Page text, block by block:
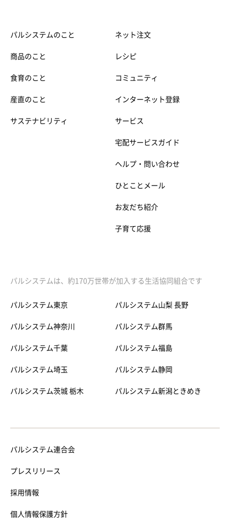
パルシステムのこと
商品のこと
食育のこと
産直のこと
サステナビリティ
ネット注文
レシピ
コミュニティ
インターネット登録
サービス
宅配サービスガイド
ヘルプ・問い合わせ
ひとことメール
お友だち紹介
子育て応援
パルシステムは、約170万世帯が加入する生活協同組合です
パルシステム東京
パルシステム神奈川
パルシステム千葉
パルシステム埼玉
パルシステム茨城 栃木
パルシステム山梨 長野
パルシステム群馬
パルシステム福島
パルシステム静岡
パルシステム新潟ときめき
パルシステム連合会
プレスリリース
採用情報
個人情報保護方針